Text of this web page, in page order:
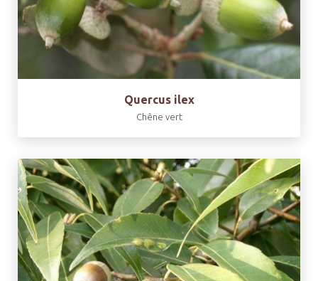
Quercus ilex
Chêne vert